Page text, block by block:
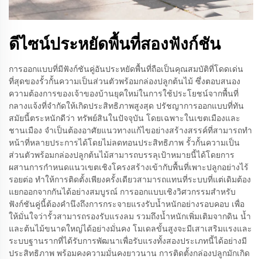
ดีไซน์ประหยัดพื้นที่สองฟังก์ชัน
การออกแบบที่มีฟังก์ชันคู่อันประหยัดพื้นที่ถือเป็นคุณสมบัติที่โดดเด่น
ที่สุดของรั้วกั้นความเป็นส่วนตัวพร้อมกล่องปลูกต้นไม้ ซึ่งตอบสนอง
ความต้องการของเจ้าของบ้านยุคใหม่ในการใช้ประโยชน์จากพื้นที่
กลางแจ้งที่จำกัดให้เกิดประสิทธิภาพสูงสุด ปรัชญาการออกแบบที่ทัน
สมัยนี้ตระหนักดีว่า ทรัพย์สินในปัจจุบัน โดยเฉพาะในเขตเมืองและ
ชานเมือง จำเป็นต้องอาศัยแนวทางแก้ไขอย่างสร้างสรรค์ที่สามารถทำ
หน้าที่หลายประการได้โดยไม่ลดทอนประสิทธิภาพ รั้วกั้นความเป็น
ส่วนตัวพร้อมกล่องปลูกต้นไม้สามารถบรรลุเป้าหมายนี้ได้โดยการ
ผสานการกำหนดแนวเขตเชิงโครงสร้างเข้ากับพื้นที่เพาะปลูกอย่างไร้
รอยต่อ ทำให้การติดตั้งเพียงครั้งเดียวสามารถแทนที่ระบบที่แต่เดิมต้อง
แยกออกจากกันได้อย่างสมบูรณ์ การออกแบบเชิงวิศวกรรมสำหรับ
ฟังก์ชันคู่นี้ต้องคำนึงถึงการกระจายแรงรับน้ำหนักอย่างรอบคอบ เพื่อ
ให้มั่นใจว่ารั้วสามารถรองรับแรงลม รวมถึงน้ำหนักเพิ่มเติมจากดิน น้ำ
และต้นไม้ขนาดใหญ่ได้อย่างมั่นคง โมเดลขั้นสูงจะมีเสาเสริมแรงและ
ระบบฐานรากที่ได้รับการพัฒนาเพื่อรับแรงทั้งสองประเภทนี้ได้อย่างมี
ประสิทธิภาพ พร้อมคงความมั่นคงยาวนาน การติดตั้งกล่องปลูกมักเกิด